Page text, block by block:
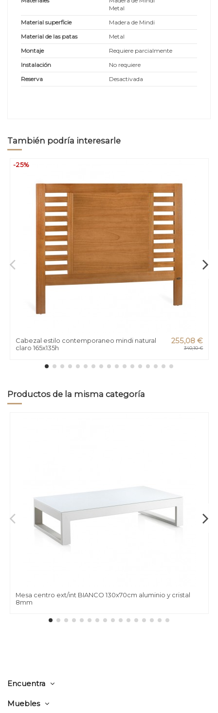
Metal
Material superficie
Madera de Mindi
Material de las patas
Metal
Montaje
Requiere parcialmente
Instalación
No requiere
Reserva
Desactivada
También podría interesarle
-25%
Cabezal estilo contemporaneo mindi natural
claro 165x135h
255,08 €
340,10 €
Productos de la misma categoría
Mesa centro ext/int BIANCO 130x70cm aluminio y cristal
8mm
Encuentra
Muebles